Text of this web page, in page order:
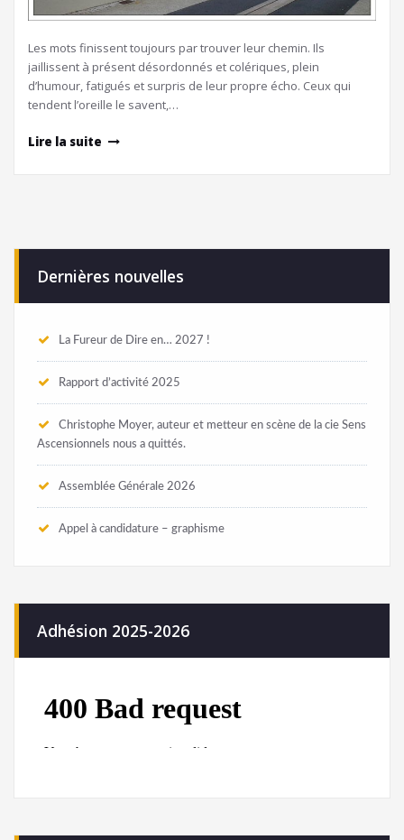
Les mots finissent toujours par trouver leur chemin. Ils
jaillissent à présent désordonnés et colériques, plein
d’humour, fatigués et surpris de leur propre écho. Ceux qui
tendent l’oreille le savent,…
Lire la suite
Dernières nouvelles
La Fureur de Dire en… 2027 !
Rapport d’activité 2025
Christophe Moyer, auteur et metteur en scène de la cie Sens
Ascensionnels nous a quittés.
Assemblée Générale 2026
Appel à candidature – graphisme
Adhésion 2025-2026